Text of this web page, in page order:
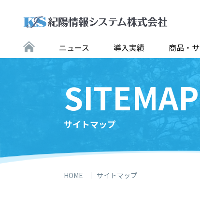
ニュース 導入実績 商品・
SITEMAP
サイトマップ
HOME サイトマップ